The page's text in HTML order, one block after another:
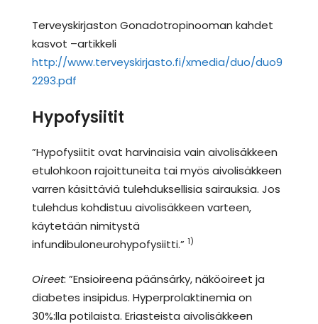
Terveyskirjaston Gonadotropinooman kahdet
kasvot –artikkeli
http://www.terveyskirjasto.fi/xmedia/duo/duo9
2293.pdf
Hypofysiitit
”Hypofysiitit ovat harvinaisia vain aivolisäkkeen
etulohkoon rajoittuneita tai myös aivolisäkkeen
varren käsittäviä tulehduksellisia sairauksia. Jos
tulehdus kohdistuu aivolisäkkeen varteen,
käytetään nimitystä
infundibuloneurohypofysiitti.” 1)
Oireet: ”Ensioireena päänsärky, näköoireet ja
diabetes insipidus. Hyperprolaktinemia on
30%:lla potilaista. Eriasteista aivolisäkkeen